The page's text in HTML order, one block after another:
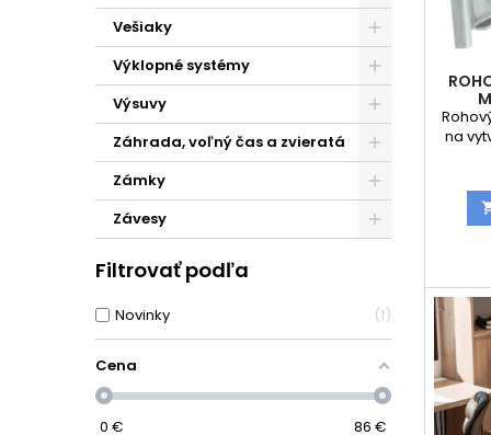
Vešiaky
Výklopné systémy
Výsuvy
Záhrada, voľný čas a zvieratá
Zámky
Závesy
Filtrovať podľa
Novinky 1
Cena
0 € 86 €
na